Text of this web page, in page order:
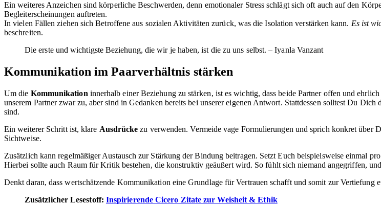
Ein weiteres Anzeichen sind körperliche Beschwerden, denn emotionaler Stress schlägt sich oft auch auf den
Begleiterscheinungen auftreten.
In vielen Fällen ziehen sich Betroffene aus sozialen Aktivitäten zurück, was die Isolation verstärken kann. Es ist
beschreiten.
Die erste und wichtigste Beziehung, die wir je haben, ist die zu uns selbst. – Iyanla Vanzant
Kommunikation im Paarverhältnis stärken
Um die Kommunikation innerhalb einer Beziehung zu stärken, ist es wichtig, dass beide Partner offen und
unserem Partner zwar zu, aber sind in Gedanken bereits bei unserer eigenen Antwort. Stattdessen solltest Du
sind.
Ein weiterer Schritt ist, klare Ausdrücke zu verwenden. Vermeide vage Formulierungen und sprich konkret über
Sichtweise.
Zusätzlich kann regelmäßiger Austausch zur Stärkung der Bindung beitragen. Setzt Euch beispielsweise einmal
Hierbei sollte auch Raum für Kritik bestehen, die konstruktiv geäußert wird. So fühlt sich niemand angegriffen,
Denkt daran, dass wertschätzende Kommunikation eine Grundlage für Vertrauen schafft und somit zur Vertiefung
Zusätzlicher Lesestoff: Inspirierende Cicero Zitate zur Weisheit & Ethik